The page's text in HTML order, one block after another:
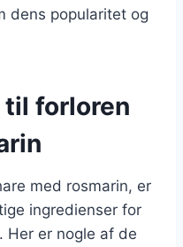
dens popularitet og
forloren
med rosmarin, er
ingredienser for
Her er nogle af de